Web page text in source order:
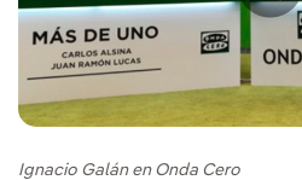
Ignacio Galán en Onda Cero